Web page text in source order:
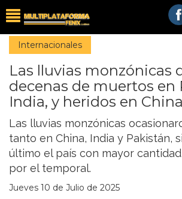
Internacionales
Las lluvias monzónicas
decenas de muertos en
India, y heridos en China
Las lluvias monzónicas
tanto en China, India y Pakistán,
último el país con mayor
por el temporal.
Jueves 10 de Julio de 2025